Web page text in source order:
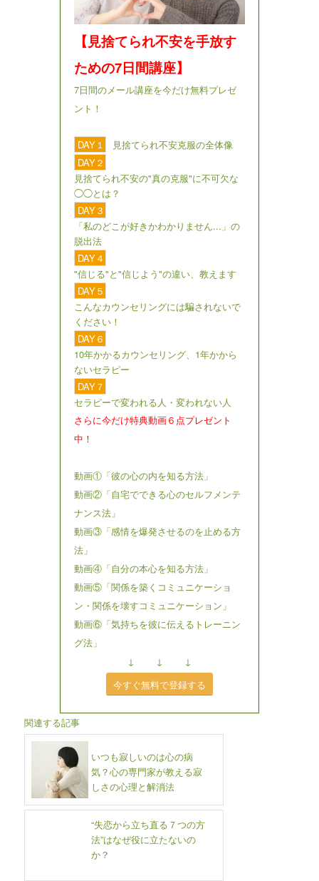
【見捨てられ不安を手放す
ための7日間講座】
7日間のメール講座を今だけ無料プレゼ
ント！
DAY１
見捨てられ不安克服の全体像
DAY２
見捨てられ不安の"真の克服"に不可欠な
◯◯とは？
DAY３
「私のどこが好きかわかりません...」の
脱出法
DAY４
"信じる"と"信じよう"の違い、教えます
DAY５
こんなカウンセリングには騙されないで
ください！
DAY６
10年かかるカウンセリング、1年かから
ないセラピー
DAY７
セラピーで変われる人・変われない人
さらに今だけ特典動画６点プレゼント
中！
動画①「彼の心の内を知る方法」
動画②「自宅でできる心のセルフメンテ
ナンス法」
動画③「感情を爆発させるのを止める方
法」
動画④「自分の本心を知る方法」
動画⑤「関係を築くコミュニケーショ
ン・関係を壊すコミュニケーション」
動画⑥「気持ちを彼に伝えるトレーニン
グ法」
↓ ↓ ↓
今すぐ無料で登録する
関連する記事
いつも寂しいのは心の病
気？心の専門家が教える寂
しさの心理と解消法
“失恋から立ち直る７つの方
法”はなぜ役に立たないの
か？